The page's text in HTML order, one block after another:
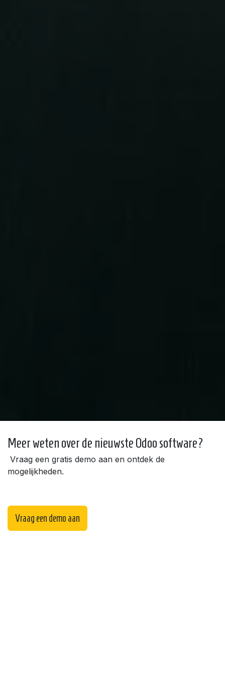
Meer weten over de nieuwste Odoo software?
Vraag een gratis demo aan en ontdek de
mogelijkheden.
Vraag een demo aan